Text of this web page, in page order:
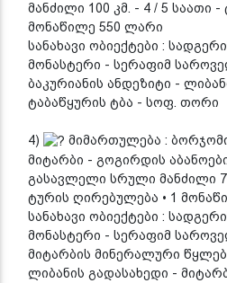
მანძილი 100 კმ. - 4 / 5 საათი
მონაწილე 550 ლარი
სანახავი ობიექტები :
მონასტერი - სერაფიმ
ბაკურიანის ანდეზიტი -
ტაბაწყურის ტბა - სოფ. თორი
4)
მიმართულება :
მიტარბი - გოგირდის
გასავლელი სრული მანძილი
ტურის ღირებულება • 1
სანახავი ობიექტები :
მონასტერი - სერაფიმ
მიტარბის მინერალური
ლიბანის გადასახედი -